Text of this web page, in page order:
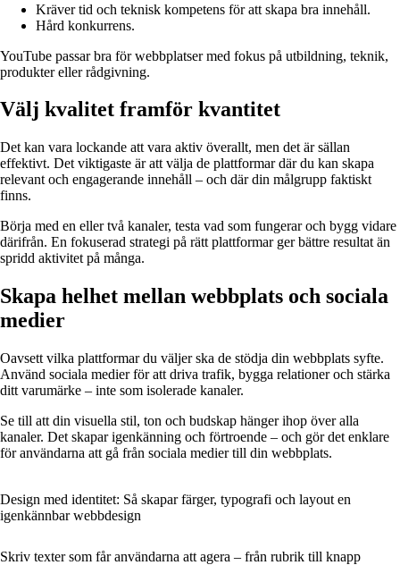
Kräver tid och teknisk kompetens för att skapa bra innehåll.
Hård konkurrens.
YouTube passar bra för webbplatser med fokus på utbildning, teknik,
produkter eller rådgivning.
Välj kvalitet framför kvantitet
Det kan vara lockande att vara aktiv överallt, men det är sällan
effektivt. Det viktigaste är att välja de plattformar där du kan skapa
relevant och engagerande innehåll – och där din målgrupp faktiskt
finns.
Börja med en eller två kanaler, testa vad som fungerar och bygg vidare
därifrån. En fokuserad strategi på rätt plattformar ger bättre resultat än
spridd aktivitet på många.
Skapa helhet mellan webbplats och sociala
medier
Oavsett vilka plattformar du väljer ska de stödja din webbplats syfte.
Använd sociala medier för att driva trafik, bygga relationer och stärka
ditt varumärke – inte som isolerade kanaler.
Se till att din visuella stil, ton och budskap hänger ihop över alla
kanaler. Det skapar igenkänning och förtroende – och gör det enklare
för användarna att gå från sociala medier till din webbplats.
Design med identitet: Så skapar färger, typografi och layout en
igenkännbar webbdesign
Skriv texter som får användarna att agera – från rubrik till knapp